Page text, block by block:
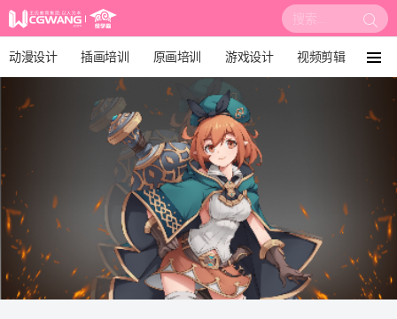
搜
索:
动漫设计 插画培训 原画培训 游戏设计 视频剪辑
3D建模 培训课程 动画设计
绘画教程 板绘培训
单